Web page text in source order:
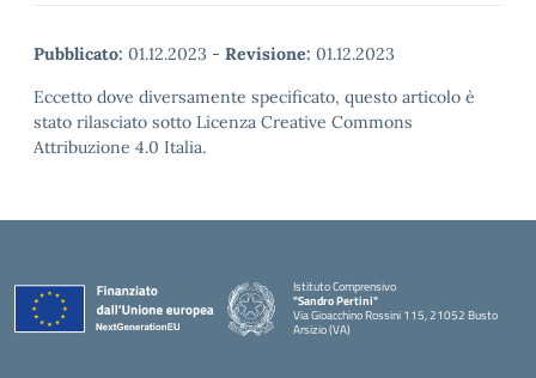
Pubblicato: 01.12.2023 - Revisione: 01.12.2023
Eccetto dove diversamente specificato, questo articolo è
stato rilasciato sotto Licenza Creative Commons
Attribuzione 4.0 Italia.
Istituto Comprensivo
"Sandro Pertini"
Via Gioacchino Rossini 115, 21052 Busto
Arsizio (VA)